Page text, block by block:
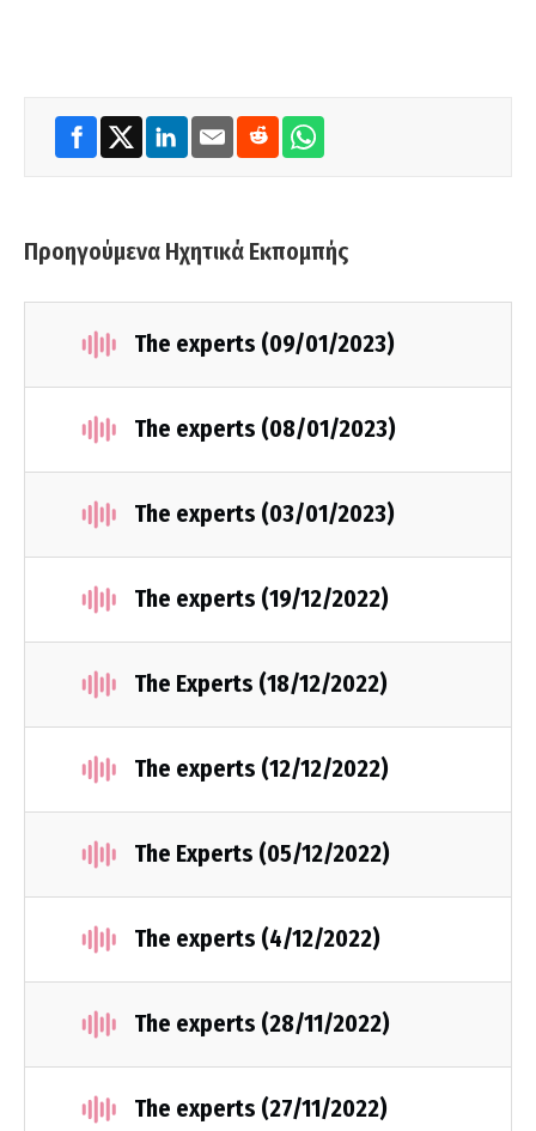
Προηγούμενα Ηχητικά Εκπομπής
The experts (09/01/2023)
The experts (08/01/2023)
The experts (03/01/2023)
The experts (19/12/2022)
The Experts (18/12/2022)
The experts (12/12/2022)
The Experts (05/12/2022)
The experts (4/12/2022)
The experts (28/11/2022)
The experts (27/11/2022)